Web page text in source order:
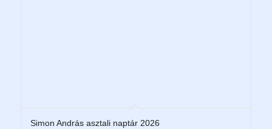
Simon András asztali naptár 2026